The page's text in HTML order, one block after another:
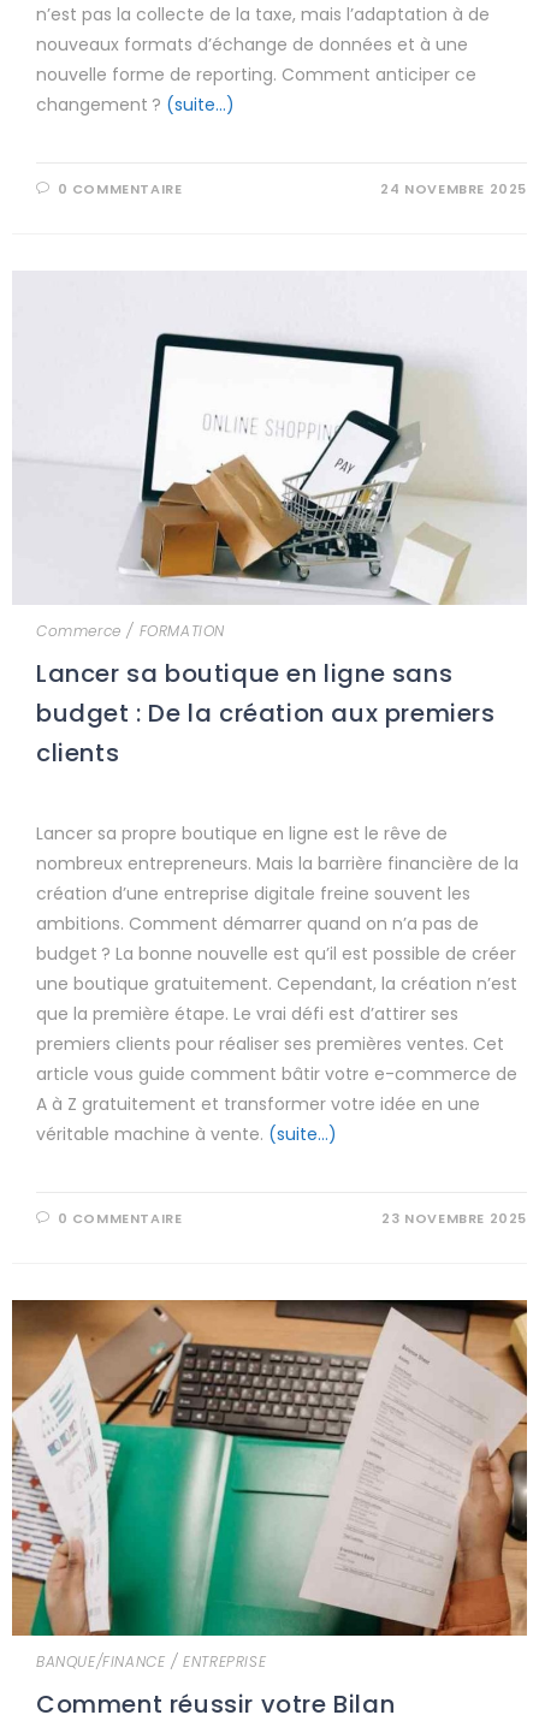
n’est pas la collecte de la taxe, mais l’adaptation à de
nouveaux formats d’échange de données et à une
nouvelle forme de reporting. Comment anticiper ce
changement ? (suite…)
0 COMMENTAIRE 24 NOVEMBRE 2025
Commerce / FORMATION
Lancer sa boutique en ligne sans
budget : De la création aux premiers
clients
Lancer sa propre boutique en ligne est le rêve de
nombreux entrepreneurs. Mais la barrière financière de la
création d’une entreprise digitale freine souvent les
ambitions. Comment démarrer quand on n’a pas de
budget ? La bonne nouvelle est qu’il est possible de créer
une boutique gratuitement. Cependant, la création n’est
que la première étape. Le vrai défi est d’attirer ses
premiers clients pour réaliser ses premières ventes. Cet
article vous guide comment bâtir votre e-commerce de
A à Z gratuitement et transformer votre idée en une
véritable machine à vente. (suite…)
0 COMMENTAIRE 23 NOVEMBRE 2025
BANQUE/FINANCE /ENTREPRISE
Comment réussir votre Bilan